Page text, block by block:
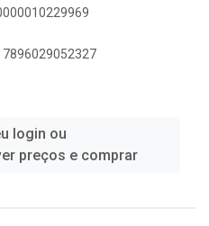
7896029052327
login ou
preços e comprar